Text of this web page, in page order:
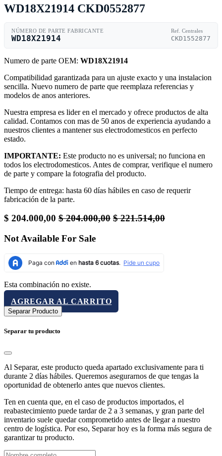
WD18X21914 CKD0552877
NÚMERO DE PARTE FABRICANTE
WD18X21914
Ref. Centrales
CKD1552877
Numero de parte OEM: WD18X21914
Compatibilidad garantizada para un ajuste exacto y una instalacion
sencilla. Nuevo numero de parte que reemplaza referencias y
modelos de anos anteriores.
Nuestra empresa es lider en el mercado y ofrece productos de alta
calidad. Contamos con mas de 50 anos de experiencia ayudando a
nuestros clientes a mantener sus electrodomesticos en perfecto
estado.
IMPORTANTE: Este producto no es universal; no funciona en
todos los electrodomesticos. Antes de comprar, verifique el numero
de parte y compare la fotografia del producto.
Tiempo de entrega: hasta 60 días hábiles en caso de requerir
fabricación de la parte.
$ 204.000,00 $204.000,00 $221.514,00
Not Available For Sale
Esta combinación no existe.
AGREGAR AL CARRITO
Separar Producto
Separar tu producto
Al Separar, este producto queda apartado exclusivamente para ti
durante 2 días hábiles. Queremos asegurarnos de que tengas la
oportunidad de obtenerlo antes que nuevos clientes.
Ten en cuenta que, en el caso de productos importados, el
reabastecimiento puede tardar de 2 a 3 semanas, y gran parte del
inventario suele quedar comprometido antes de llegar a nuestro
centro de logística. Por eso, Separar hoy es la forma más segura de
garantizar tu producto.